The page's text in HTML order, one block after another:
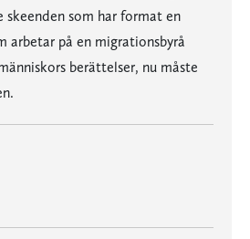
som har format en
arbetar på en migrationsbyrå
berättelser, nu måste